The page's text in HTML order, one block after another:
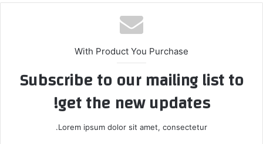
With Product You Purchase
Subscribe to our mailing list to
get the new updates!
Lorem ipsum dolor sit amet, consectetur.